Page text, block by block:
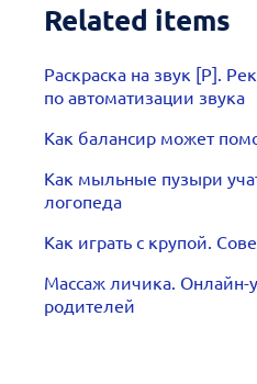
Related items
Раскраска на звук [Р].
по автоматизации звука
Как балансир может
Как мыльные пузыри
логопеда
Как играть с крупой.
Массаж личика. Онлайн-
родителей